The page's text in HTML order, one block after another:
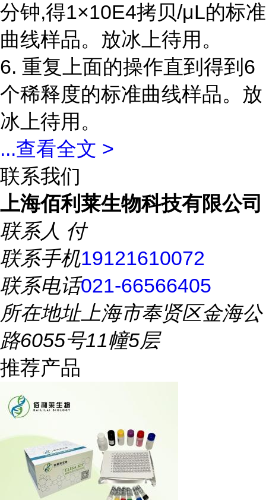
分钟,得1×10E4拷贝/μL的标准
曲线样品。放冰上待用。
6. 重复上面的操作直到得到6
个稀释度的标准曲线样品。放
冰上待用。
...查看全文 >
联系我们
上海佰利莱生物科技有限公司
联系人 付
联系手机19121610072
联系电话021-66566405
所在地址上海市奉贤区金海公
路6055号11幢5层
推荐产品